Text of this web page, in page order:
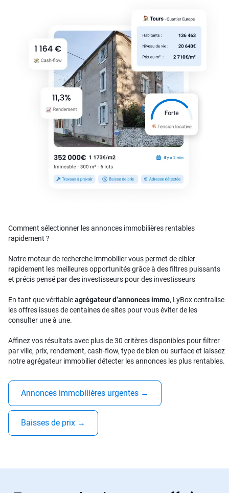
Comment sélectionner les annonces immobilières rentables
rapidement ?
Notre moteur de recherche immobilier vous permet de cibler
rapidement les meilleures opportunités grâce à des filtres puissants
et précis pensé par des investisseurs pour des investisseurs
En tant que véritableagrégateur d’annonces immo, LyBox centralise
les offres issues de centaines de sites pour vous éviter de les
consulter une à une.
Affinez vos résultats avec plus de 30 critères disponibles pour filtrer
par ville, prix, rendement, cash-flow, type de bien ou surface et laissez
notre agrégateur immobilier détecter les annonces les plus rentables.
Annonces immobilières urgentes →
Baisses de prix →